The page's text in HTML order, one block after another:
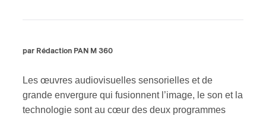
par Rédaction PAN M 360
Les œuvres audiovisuelles sensorielles et de
grande envergure qui fusionnent l’image, le son et la
technologie sont au cœur des deux programmes